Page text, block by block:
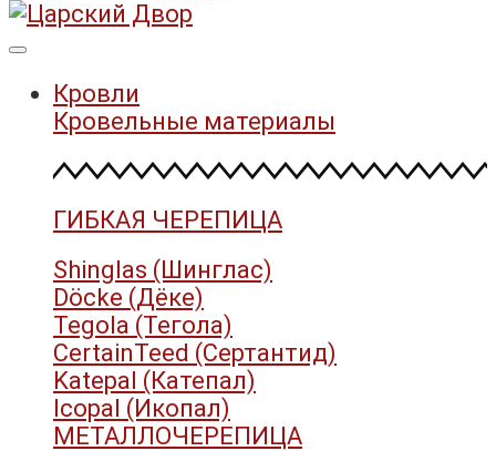
Кровли
Кровельные материалы
ГИБКАЯ ЧЕРЕПИЦА
Shinglas (Шинглас)
Döcke (Дёке)
Tegola (Тегола)
CertainTeed (Сертантид)
Katepal (Катепал)
Icopal (Икопал)
МЕТАЛЛОЧЕРЕПИЦА